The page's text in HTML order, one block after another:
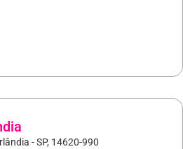
- SP, 14620-990